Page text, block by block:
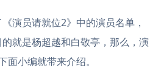
员请就位2》中的演员名单，
就是杨超越和白敬亭，那么，演
面小编就带来介绍。